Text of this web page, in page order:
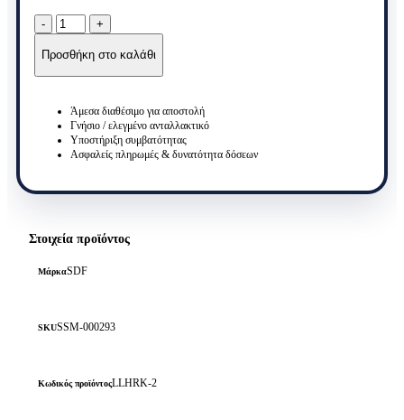
Στοιχεία προϊόντος
ΜάρκαSDF
SKUSSM-000293
Κωδικός προϊόντοςLLHRK-2
Μηχανισμός
γάντζου
μπράτσου
2
ποσότητα
Προσθήκη στο καλάθι
Άμεσα διαθέσιμο για αποστολή
Γνήσιο / ελεγμένο ανταλλακτικό
Υποστήριξη συμβατότητας
Ασφαλείς πληρωμές & δυνατότητα δόσεων